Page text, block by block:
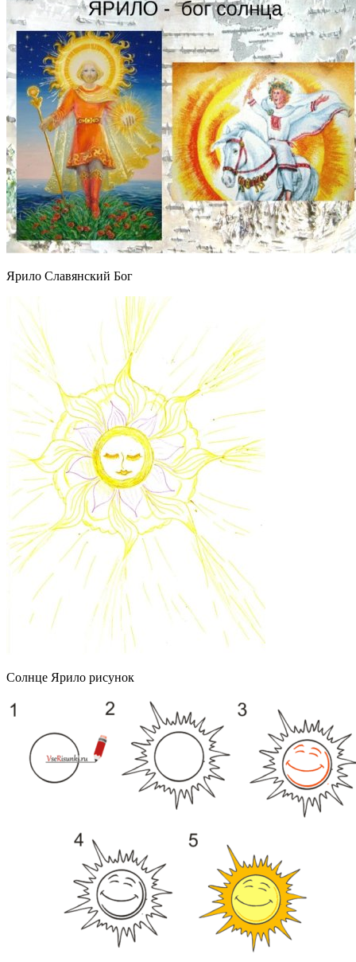
Ярило Славянский Бог
Солнце Ярило рисунок